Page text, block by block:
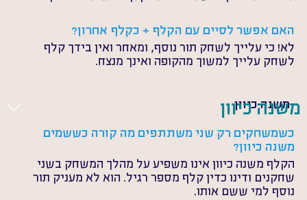
האם אפשר לסיים עם הקלף + כקלף אחרון?
לא! כי עלייך לשחק תור נוסף, ומאחר ואין בידך קלף
לשחק עלייך למשוך מהקופה ואינך מנצח.
משנה כיוון
משנה כיוון
כשמשחקים רק שני משתתפים מה קורה כששמים
משנה כיוון?
הקלף משנה כיוון אינו משפיע על מהלך המשחק בשני
שחקנים ודינו כדין קלף מספר רגיל. הוא לא מעניק תור
נוסף למי ששם אותו.